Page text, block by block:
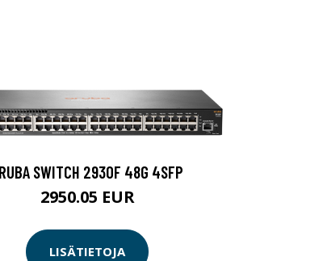
SWITCH 2930F 48G 4SFP
2950.05 EUR
LISÄTIETOJA